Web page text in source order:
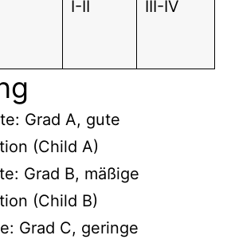
I-II III-IV
Grad A, gute
(Child A)
Grad B, mäßige
(Child B)
Grad C, geringe